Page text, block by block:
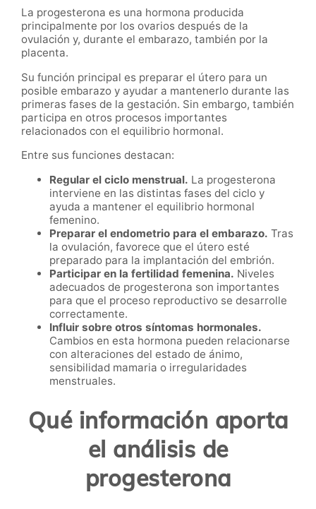
La progesterona es una hormona producida
principalmente por los ovarios después de la
ovulación y, durante el embarazo, también por la
placenta.
Su función principal es preparar el útero para un
posible embarazo y ayudar a mantenerlo durante las
primeras fases de la gestación. Sin embargo, también
participa en otros procesos importantes
relacionados con el equilibrio hormonal.
Entre sus funciones destacan:
Regular el ciclo menstrual. La progesterona
interviene en las distintas fases del ciclo y
ayuda a mantener el equilibrio hormonal
femenino.
Preparar el endometrio para el embarazo. Tras
la ovulación, favorece que el útero esté
preparado para la implantación del embrión.
Participar en la fertilidad femenina. Niveles
adecuados de progesterona son importantes
para que el proceso reproductivo se desarrolle
correctamente.
Influir sobre otros síntomas hormonales.
Cambios en esta hormona pueden relacionarse
con alteraciones del estado de ánimo,
sensibilidad mamaria o irregularidades
menstruales.
Qué información aporta
el análisis de
progesterona